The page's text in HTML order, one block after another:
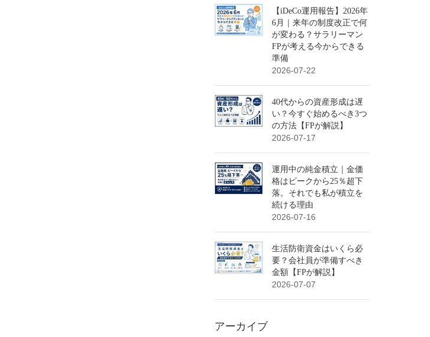
【iDeCo運用報告】2026年
6月｜来年の制度改正で何
が変わる？サラリーマン
FPが考える今からできる
準備
2026-07-22
40代からの資産形成は遅
い？今すぐ始めるべき3つ
の方法【FPが解説】
2026-07-17
運用中の純金積立｜金価
格はピークから25％超下
落。それでも私が積立を
続ける理由
2026-07-16
生活防衛資金はいくら必
要？会社員が準備すべき
金額【FPが解説】
2026-07-07
アーカイブ